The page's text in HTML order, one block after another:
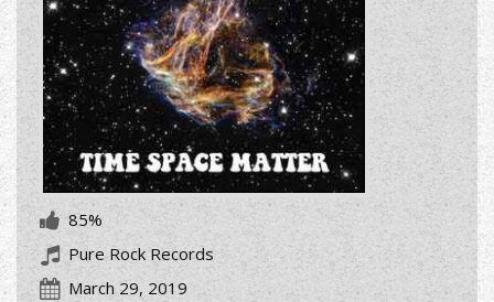
85%
Pure Rock Records
March 29, 2019